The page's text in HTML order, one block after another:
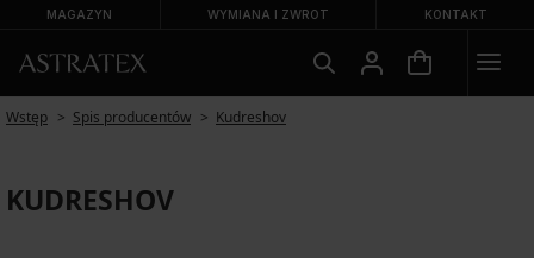
MAGAZYN WYMIANA I ZWROT KONTAKT
Wstęp Spis producentów Kudreshov
KUDRESHOV